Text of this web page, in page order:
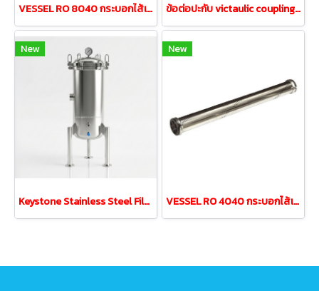
VESSEL RO 8040 กระบอกไส้เมมเบรน Membrane Housing ข้อต่อปะกับ victaulic coupling DN40 vessel8040
New
Keystone Stainless Steel Filter Tank PP20" with 5 Filter
New
VESSEL RO 4040 กระบอกไส้เมมเบรนสแตนเลสRo6-24คิว